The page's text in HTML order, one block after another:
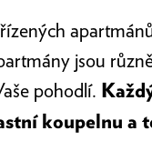
jsou
pohodlí.
koupelnu a